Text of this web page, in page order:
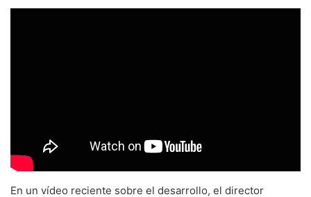
En un vídeo reciente sobre el desarrollo, el director